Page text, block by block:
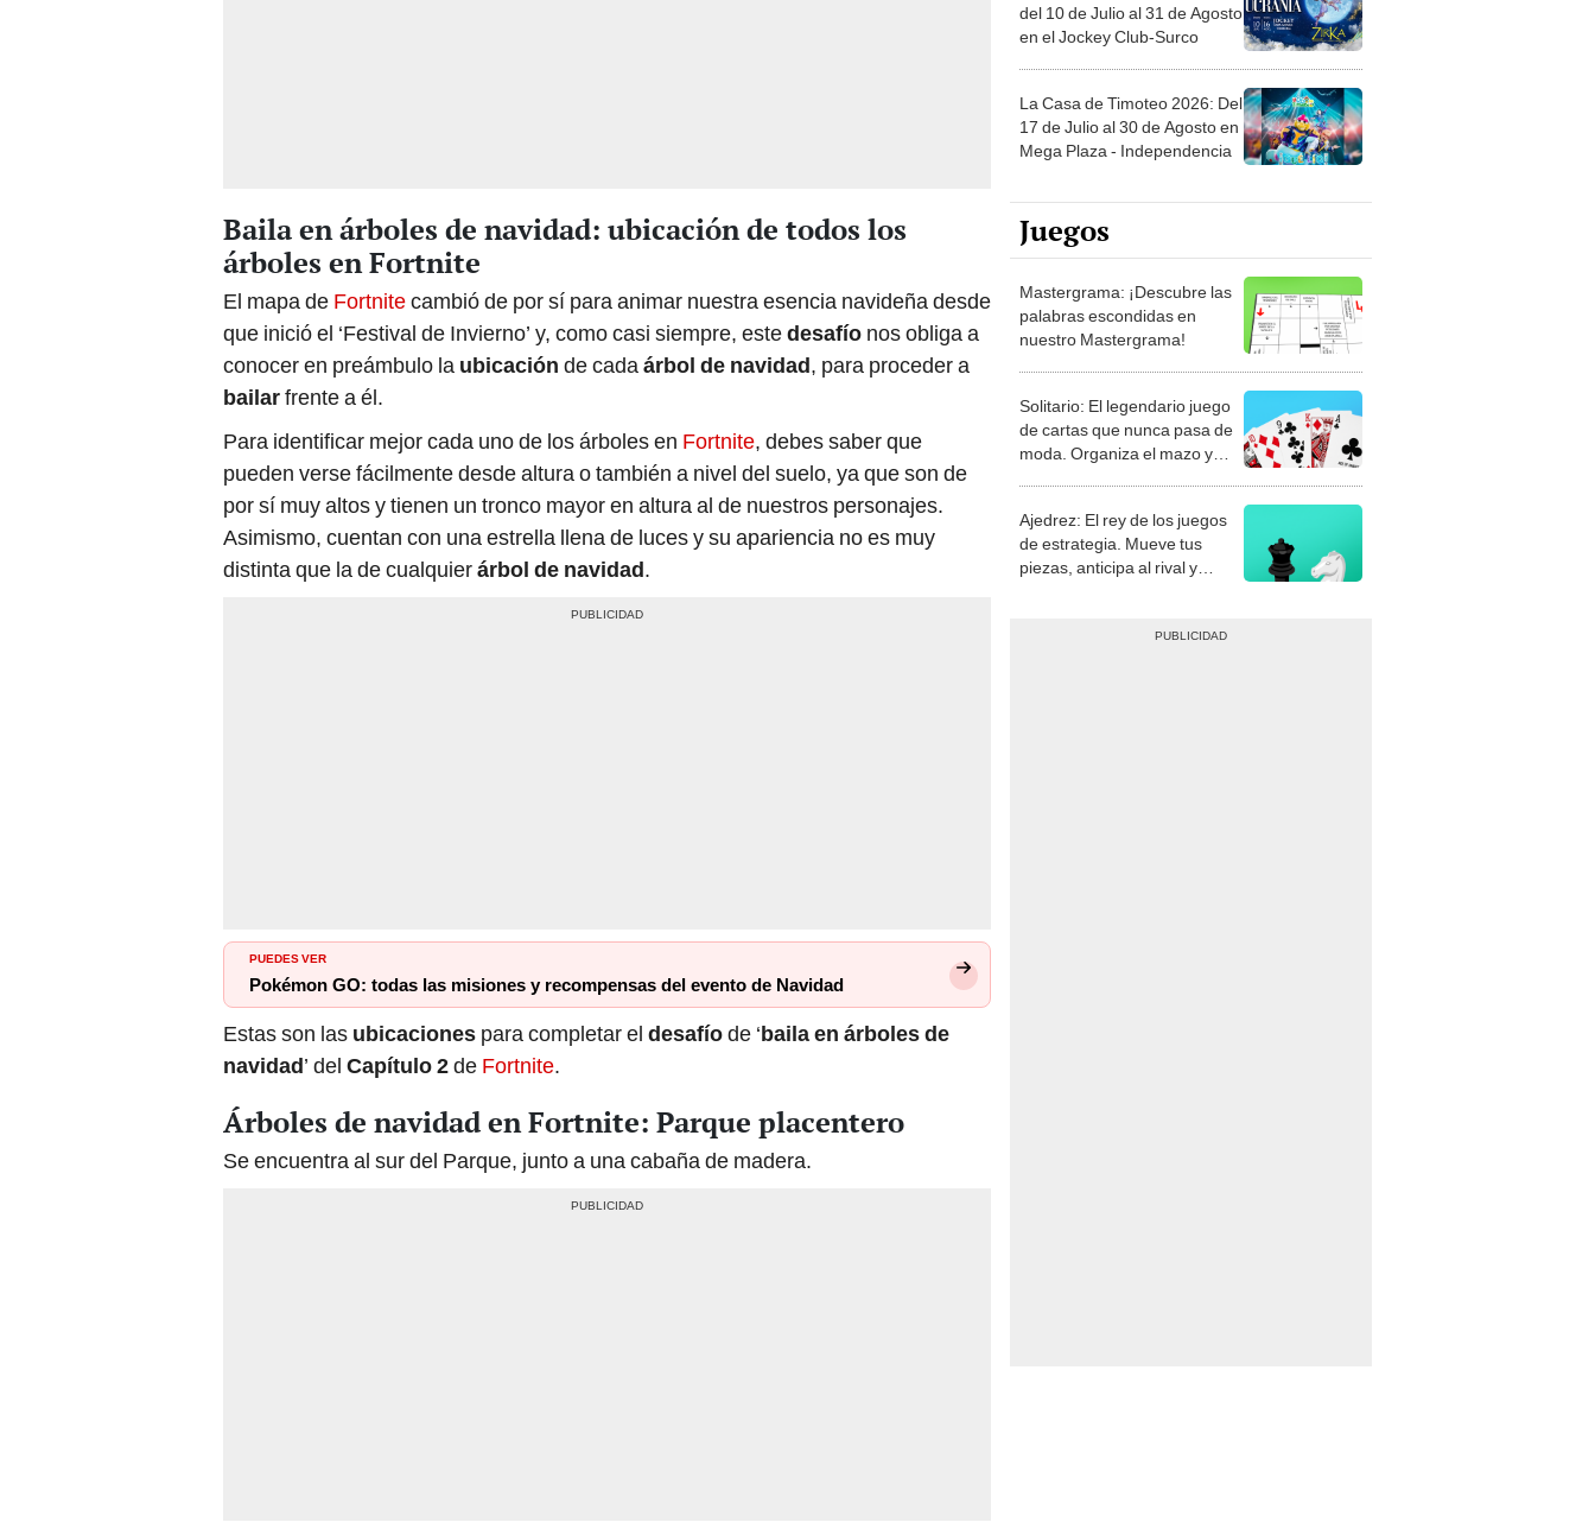
Baila en árboles de navidad: ubicación de todos los
árboles en Fortnite
El mapa de Fortnitecambió de por sí para animar nuestra esencia navideña desde
que inició el ‘Festival de Invierno’ y, como casi siempre, estedesafío nos obliga a
conocer en preámbulo la ubicación de cadaárbol de navidad, para proceder a
bailarfrente a él.
Para identificar mejor cada uno de los árboles en Fortnite, debes saber que
pueden verse fácilmente desde altura o también a nivel del suelo, ya que son de
por sí muy altos y tienen un tronco mayor en altura al de nuestros personajes.
Asimismo, cuentan con una estrella llena de luces y su apariencia no es muy
distinta que la de cualquierárbol de navidad.
PUEDES VER
Pokémon GO: todas las misiones y recompensas del evento de Navidad
Estas son las ubicaciones para completar el desafíode ‘baila en árboles de
navidad’ del Capítulo 2de Fortnite.
Árboles de navidad en Fortnite: Parque placentero
Se encuentra al sur del Parque, junto a una cabaña de madera.
del 10 de Julio al 31 de Agosto
en el Jockey Club-Surco
La Casa de Timoteo 2026: Del
17 de Julio al 30 de Agosto en
Mega Plaza - Independencia
Juegos
Mastergrama: ¡Descubre las
palabras escondidas en
nuestro Mastergrama!
Solitario: El legendario juego
de cartas que nunca pasa de
moda. Organiza el mazo y
Ajedrez: El rey de los juegos
de estrategia. Mueve tus
piezas, anticipa al rival y